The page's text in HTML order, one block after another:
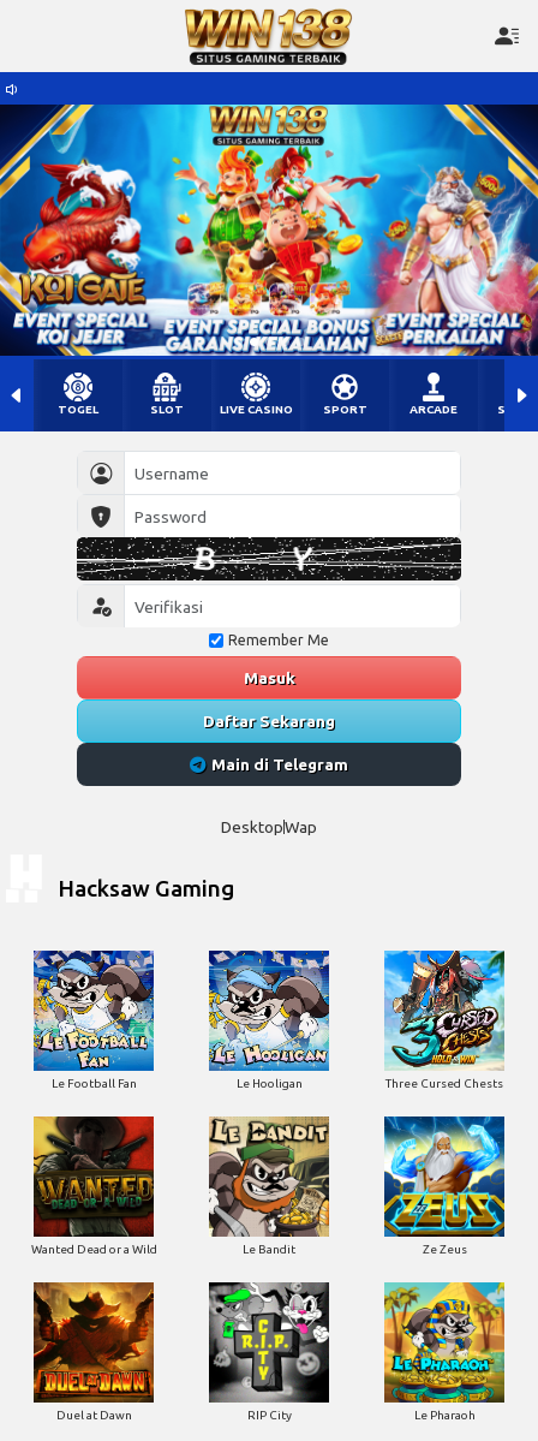
Remember Me
Masuk
Daftar Sekarang
Main di Telegram
TOGEL SLOT LIVE CASINO SPORT ARCADE
DesktopWap
Hacksaw Gaming
Le Football Fan Le Hooligan Three Cursed Chests
Wanted Dead or a Wild Le Bandit Ze Zeus
Duel at Dawn RIP City Le Pharaoh